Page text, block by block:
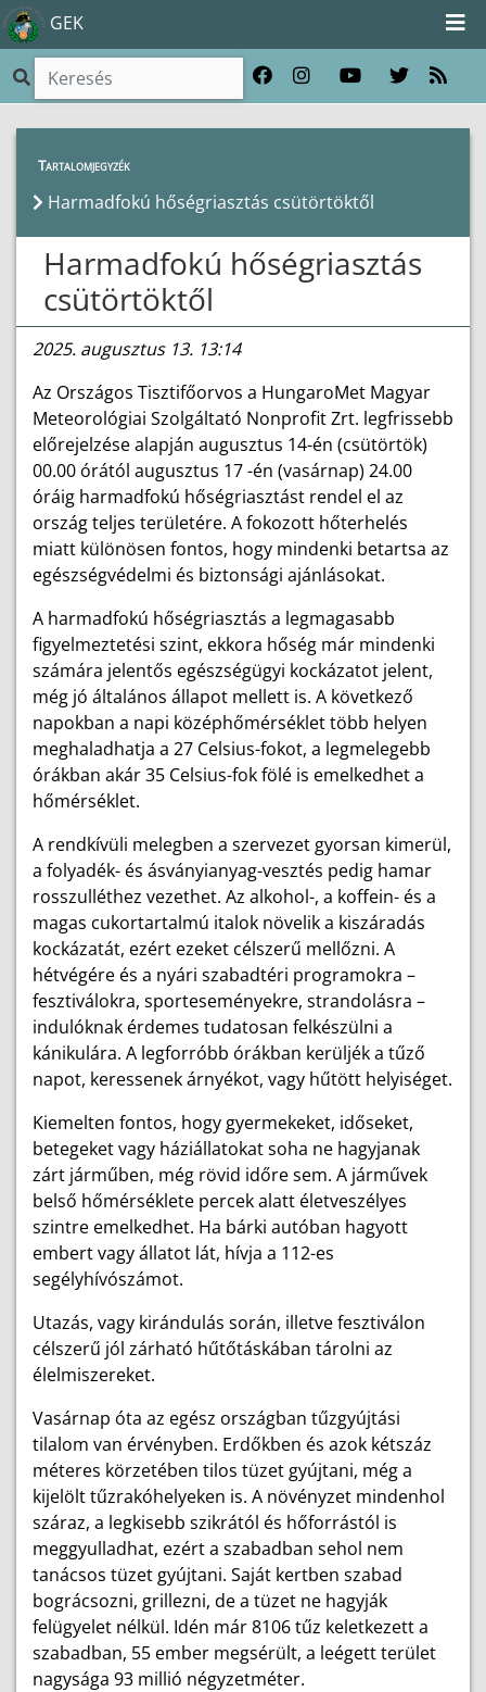
GEK
Híreink > Hírek
Tartalomjegyzék
Harmadfokú hőségriasztás csütörtöktől
Harmadfokú hőségriasztás
csütörtöktől
2025. augusztus 13. 13:14
Az Országos Tisztifőorvos a HungaroMet Magyar
Meteorológiai Szolgáltató Nonprofit Zrt. legfrissebb
előrejelzése alapján augusztus 14-én (csütörtök)
00.00 órától augusztus 17 -én (vasárnap) 24.00
óráig harmadfokú hőségriasztást rendel el az
ország teljes területére. A fokozott hőterhelés
miatt különösen fontos, hogy mindenki betartsa az
egészségvédelmi és biztonsági ajánlásokat.
A harmadfokú hőségriasztás a legmagasabb
figyelmeztetési szint, ekkora hőség már mindenki
számára jelentős egészségügyi kockázatot jelent,
még jó általános állapot mellett is. A következő
napokban a napi középhőmérséklet több helyen
meghaladhatja a 27 Celsius-fokot, a legmelegebb
órákban akár 35 Celsius-fok fölé is emelkedhet a
hőmérséklet.
A rendkívüli melegben a szervezet gyorsan kimerül,
a folyadék- és ásványianyag-vesztés pedig hamar
rosszulléthez vezethet. Az alkohol-, a koffein- és a
magas cukortartalmú italok növelik a kiszáradás
kockázatát, ezért ezeket célszerű mellőzni. A
hétvégére és a nyári szabadtéri programokra –
fesztiválokra, sporteseményekre, strandolásra –
indulóknak érdemes tudatosan felkészülni a
kánikulára. A legforróbb órákban kerüljék a tűző
napot, keressenek árnyékot, vagy hűtött helyiséget.
Kiemelten fontos, hogy gyermekeket, időseket,
betegeket vagy háziállatokat soha ne hagyjanak
zárt járműben, még rövid időre sem. A járművek
belső hőmérséklete percek alatt életveszélyes
szintre emelkedhet. Ha bárki autóban hagyott
embert vagy állatot lát, hívja a 112-es
segélyhívószámot.
Utazás, vagy kirándulás során, illetve fesztiválon
célszerű jól zárható hűtőtáskában tárolni az
élelmiszereket.
Vasárnap óta az egész országban tűzgyújtási
tilalom van érvényben. Erdőkben és azok kétszáz
méteres körzetében tilos tüzet gyújtani, még a
kijelölt tűzrakóhelyeken is. A növényzet mindenhol
száraz, a legkisebb szikrától és hőforrástól is
meggyulladhat, ezért a szabadban sehol nem
tanácsos tüzet gyújtani. Saját kertben szabad
bográcsozni, grillezni, de a tüzet ne hagyják
felügyelet nélkül. Idén már 8106 tűz keletkezett a
szabadban, 55 ember megsérült, a leégett terület
nagysága 93 millió négyzetméter.